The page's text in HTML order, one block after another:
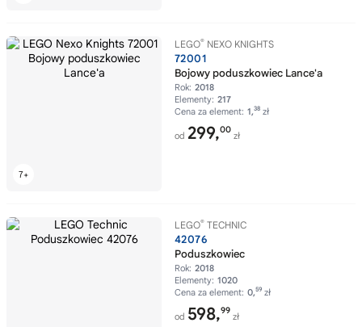
LEGO® NEXO KNIGHTS
72001
Bojowy poduszkowiec Lance'a
Rok: 2018
Elementy: 217
Cena za element: 1,38 zł
od 299,00
zł
LEGO® TECHNIC
42076
Poduszkowiec
Rok: 2018
Elementy: 1020
Cena za element: 0,59 zł
od 598,99
zł